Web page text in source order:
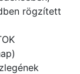
rögzített